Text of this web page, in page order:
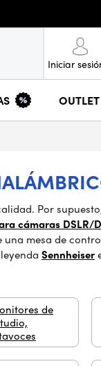
Iniciar
OUTLET
Por
cámaras DSLR/
mesa de
Sennheiser
de